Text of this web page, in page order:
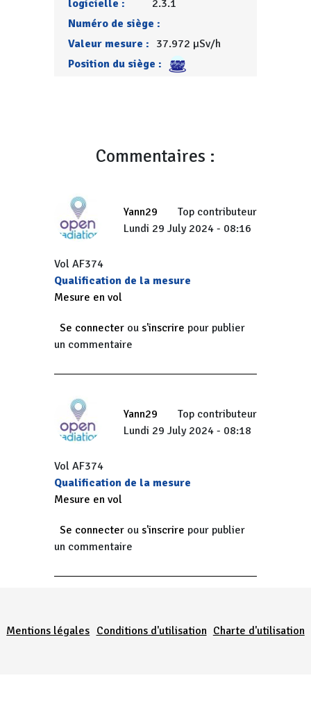
logicielle :
2.3.1
Numéro de siège :
Valeur mesure : 37.972 µSv/h
Position du siège :
Commentaires :
Yann29
Top contributeur
Lundi 29 July 2024 - 08:16
Vol AF374
Qualification de la mesure
Mesure en vol
Se connecter ou s'inscrire pour publier
un commentaire
Yann29
Top contributeur
Lundi 29 July 2024 - 08:18
Vol AF374
Qualification de la mesure
Mesure en vol
Se connecter ou s'inscrire pour publier
un commentaire
Mentions légales Conditions d'utilisation Charte d'utilisation